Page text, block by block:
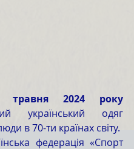
травня 2024 року
український одяг
в 70-ти країнах світу.